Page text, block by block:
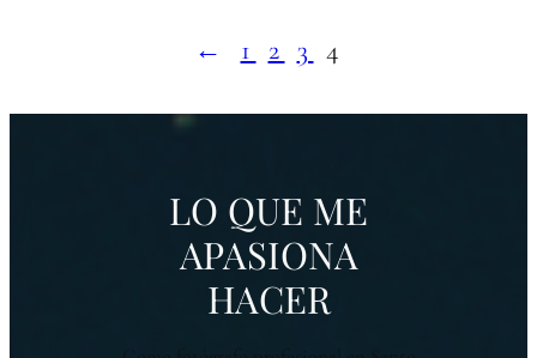
← 1 2 3 4
LO QUE ME
APASIONA
HACER